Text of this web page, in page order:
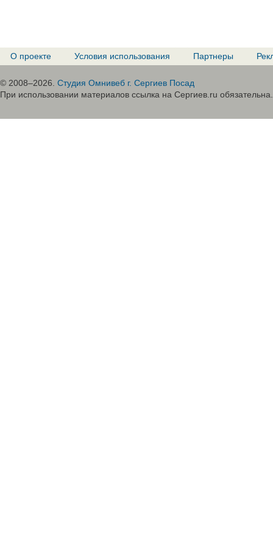
О проекте Условия использования Партнеры
© 2008–2026. Студия Омнивеб г. Сергиев Посад
При использовании материалов ссылка на Сергиев.ru обязательна.